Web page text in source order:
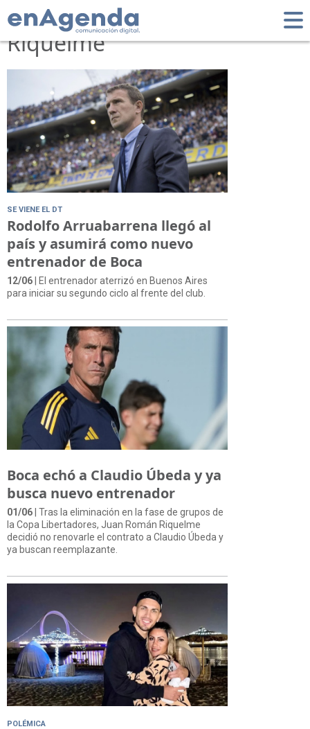
Tag: Juan Román
Riquelme
SE VIENE EL DT
Rodolfo Arruabarrena llegó al
país y asumirá como nuevo
entrenador de Boca
12/06 | El entrenador aterrizó en Buenos Aires
para iniciar su segundo ciclo al frente del club.
Boca echó a Claudio Úbeda y ya
busca nuevo entrenador
01/06 | Tras la eliminación en la fase de grupos de
la Copa Libertadores, Juan Román Riquelme
decidió no renovarle el contrato a Claudio Úbeda y
ya buscan reemplazante.
POLÉMICA